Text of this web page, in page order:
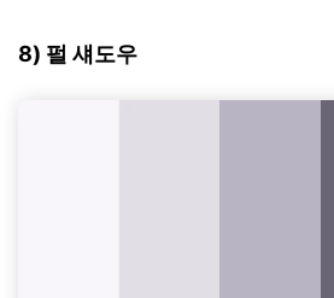
8) 펄 섀도우